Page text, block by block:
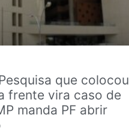
que colocou
frente vira caso de
manda PF abrir